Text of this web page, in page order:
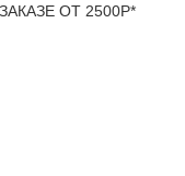
ОТ 2500Р*